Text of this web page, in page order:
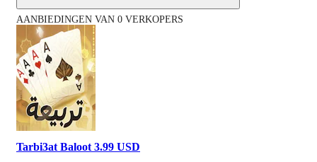
AANBIEDINGEN VAN 0 VERKOPERS
Tarbi3at Baloot 3.99 USD